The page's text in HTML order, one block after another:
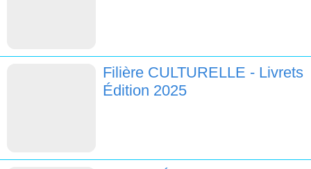
Filière CULTURELLE - Livrets
Édition 2025